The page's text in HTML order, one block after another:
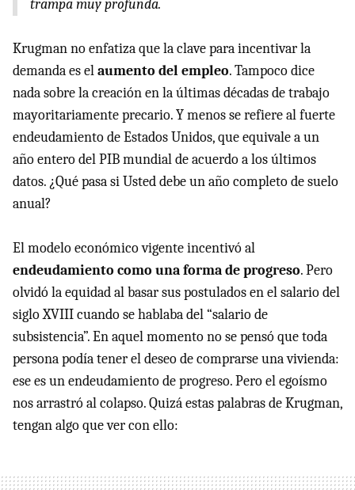
trampa muy profunda.
Krugman no enfatiza que la clave para incentivar la
demanda es elaumento del empleo. Tampoco dice
nada sobre la creación en la últimas décadas de trabajo
mayoritariamente precario. Y menos se refiere al fuerte
endeudamiento de Estados Unidos, que equivale a un
año entero delPIBmundial de acuerdo a los últimos
datos. ¿Qué pasa si Usted debe un año completo de suelo
anual?
El modelo económico vigente incentivó al
endeudamiento como una forma de progreso. Pero
olvidó la equidad al basar sus postulados en el salario del
sigloXVIIIcuando se hablaba del “salario de
subsistencia”. En aquel momento no se pensó que toda
persona podía tener el deseo de comprarse una vivienda:
ese es un endeudamiento de progreso. Pero el egoísmo
nos arrastró al colapso. Quizá estas palabras de Krugman,
tengan algo que ver con ello: